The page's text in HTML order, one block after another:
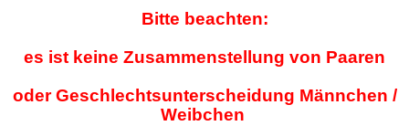
Bitte beachten:
es ist keine Zusammenstellung von Paaren
oder Geschlechtsunterscheidung Männchen /
Weibchen